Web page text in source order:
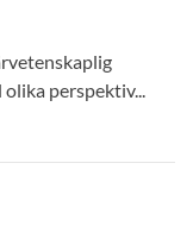
perspektiv...